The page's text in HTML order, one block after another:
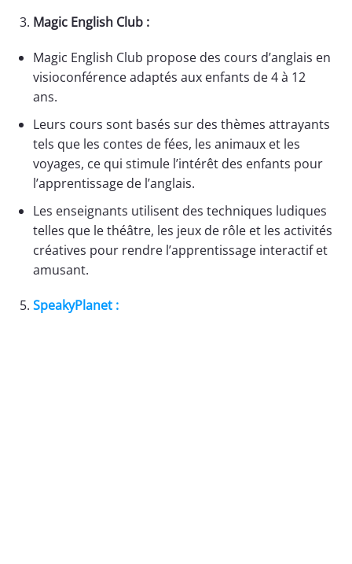
Magic English Club :
Magic English Club propose des cours d’anglais en
visioconférence adaptés aux enfants de 4 à 12
ans.
Leurs cours sont basés sur des thèmes attrayants
tels que les contes de fées, les animaux et les
voyages, ce qui stimule l’intérêt des enfants pour
l’apprentissage de l’anglais.
Les enseignants utilisent des techniques ludiques
telles que le théâtre, les jeux de rôle et les activités
créatives pour rendre l’apprentissage interactif et
amusant.
SpeakyPlanet :